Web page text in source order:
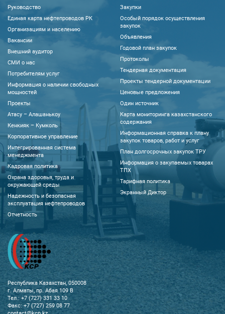
Руководство
Единая карта нефтепроводов РК
Организациям и населению
Вакансии
Внешний аудитор
CМИ о нас
Потребителям услуг
Информация о наличии свободных
мощностей
Проекты
Атасу – Алашанькоу
Кенкияк – Кумколь
Корпоративное управление
Интегрированная система
менеджмента
Кадровая политика
Охрана здоровья, труда и
окружающей среды
Надежность и безопасная
эксплуатация нефтепроводов
Отчетность
Закупки
Особый порядок осуществления
закупок
Объявления
Годовой план закупок
Протоколы
Тендерная документация
Проекты тендерной документации
Ценовые предложения
Один источник
Карта мониторинга казахстанского
содержания
Информационная справка к плану
закупок товаров, работ и услуг
План долгосрочных закупок ТРУ
Информация о закупаемых товарах
ТПХ
Тарифная политика
Экранный Диктор
Республика Казахстан, 050008
г. Алматы, пр. Абая 109 В
Тел.: +7 (727) 331 33 10
Факс: +7 (727) 259 08 77